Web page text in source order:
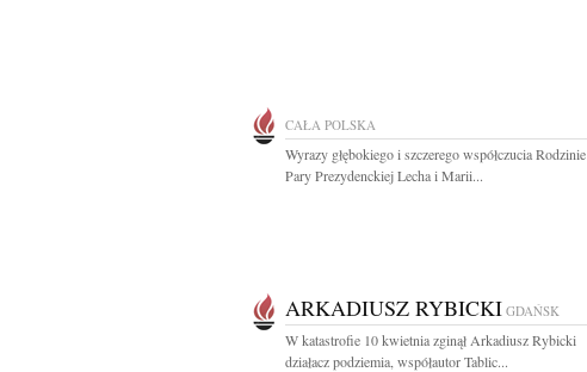
CAŁA POLSKA
Wyrazy głębokiego i szczerego współczucia Rodzinie
Pary Prezydenckiej Lecha i Marii...
ARKADIUSZ RYBICKI GDAŃSK
W katastrofie 10 kwietnia zginął Arkadiusz Rybicki
działacz podziemia, współautor Tablic...